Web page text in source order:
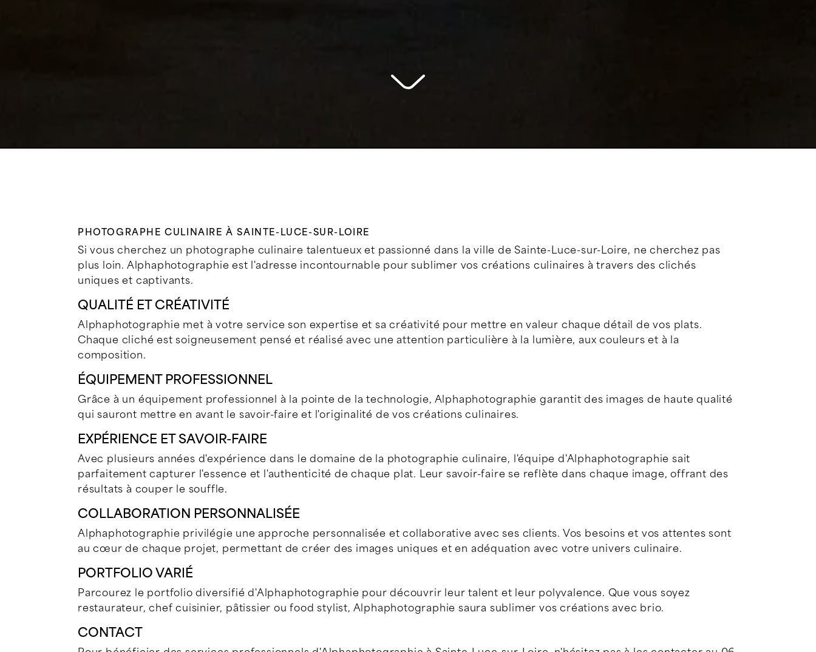
PHOTOGRAPHE CULINAIRE À SAINTE-LUCE-SUR-LOIRE
Si vous cherchez un photographe culinaire talentueux et passionné dans la ville de Sainte-Luce-sur-Loire, ne cherchez pas
plus loin. Alphaphotographie est l'adresse incontournable pour sublimer vos créations culinaires à travers des clichés
uniques et captivants.
QUALITÉ ET CRÉATIVITÉ
Alphaphotographie met à votre service son expertise et sa créativité pour mettre en valeur chaque détail de vos plats.
Chaque cliché est soigneusement pensé et réalisé avec une attention particulière à la lumière, aux couleurs et à la
composition.
ÉQUIPEMENT PROFESSIONNEL
Grâce à un équipement professionnel à la pointe de la technologie, Alphaphotographie garantit des images de haute qualité
qui sauront mettre en avant le savoir-faire et l'originalité de vos créations culinaires.
EXPÉRIENCE ET SAVOIR-FAIRE
Avec plusieurs années d'expérience dans le domaine de la photographie culinaire, l'équipe d'Alphaphotographie sait
parfaitement capturer l'essence et l'authenticité de chaque plat. Leur savoir-faire se reflète dans chaque image, offrant des
résultats à couper le souffle.
COLLABORATION PERSONNALISÉE
Alphaphotographie privilégie une approche personnalisée et collaborative avec ses clients. Vos besoins et vos attentes sont
au cœur de chaque projet, permettant de créer des images uniques et en adéquation avec votre univers culinaire.
PORTFOLIO VARIÉ
Parcourez le portfolio diversifié d'Alphaphotographie pour découvrir leur talent et leur polyvalence. Que vous soyez
restaurateur, chef cuisinier, pâtissier ou food stylist, Alphaphotographie saura sublimer vos créations avec brio.
CONTACT